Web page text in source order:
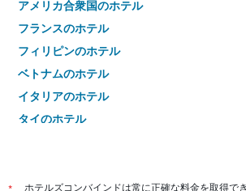
アメリカ合衆国のホテル
フランスのホテル
フィリピンのホテル
ベトナムのホテル
イタリアのホテル
タイのホテル
ホテルズコンバインドは常に正確な料金を取得で